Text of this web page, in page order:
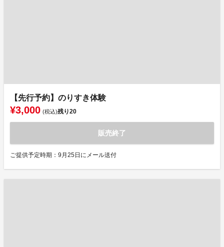
【先行予約】のりすき体験
¥3,000 (税込)残り20
販売終了
ご提供予定時期：9月25日にメール送付